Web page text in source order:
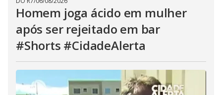
Homem joga ácido em mulher
após ser rejeitado em bar
#Shorts #CidadeAlerta